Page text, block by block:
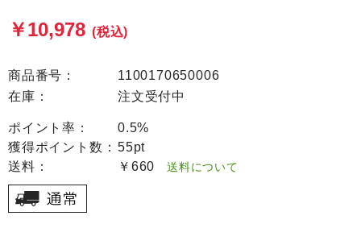
￥10,978 (税込)
商品番号：
1100170650006
在庫：
注文受付中
ポイント率：
0.5%
獲得ポイント数： 55pt
送料：
￥660 送料について